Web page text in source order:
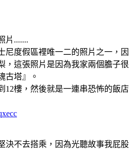
片.......
尼度假區裡唯一二的照片之一，因
，這張照片是因為我家兩個膽子很
古塔』。
12樓，然後就是一連串恐怖的飯店
決不去搭乘，因為光聽故事我屁股